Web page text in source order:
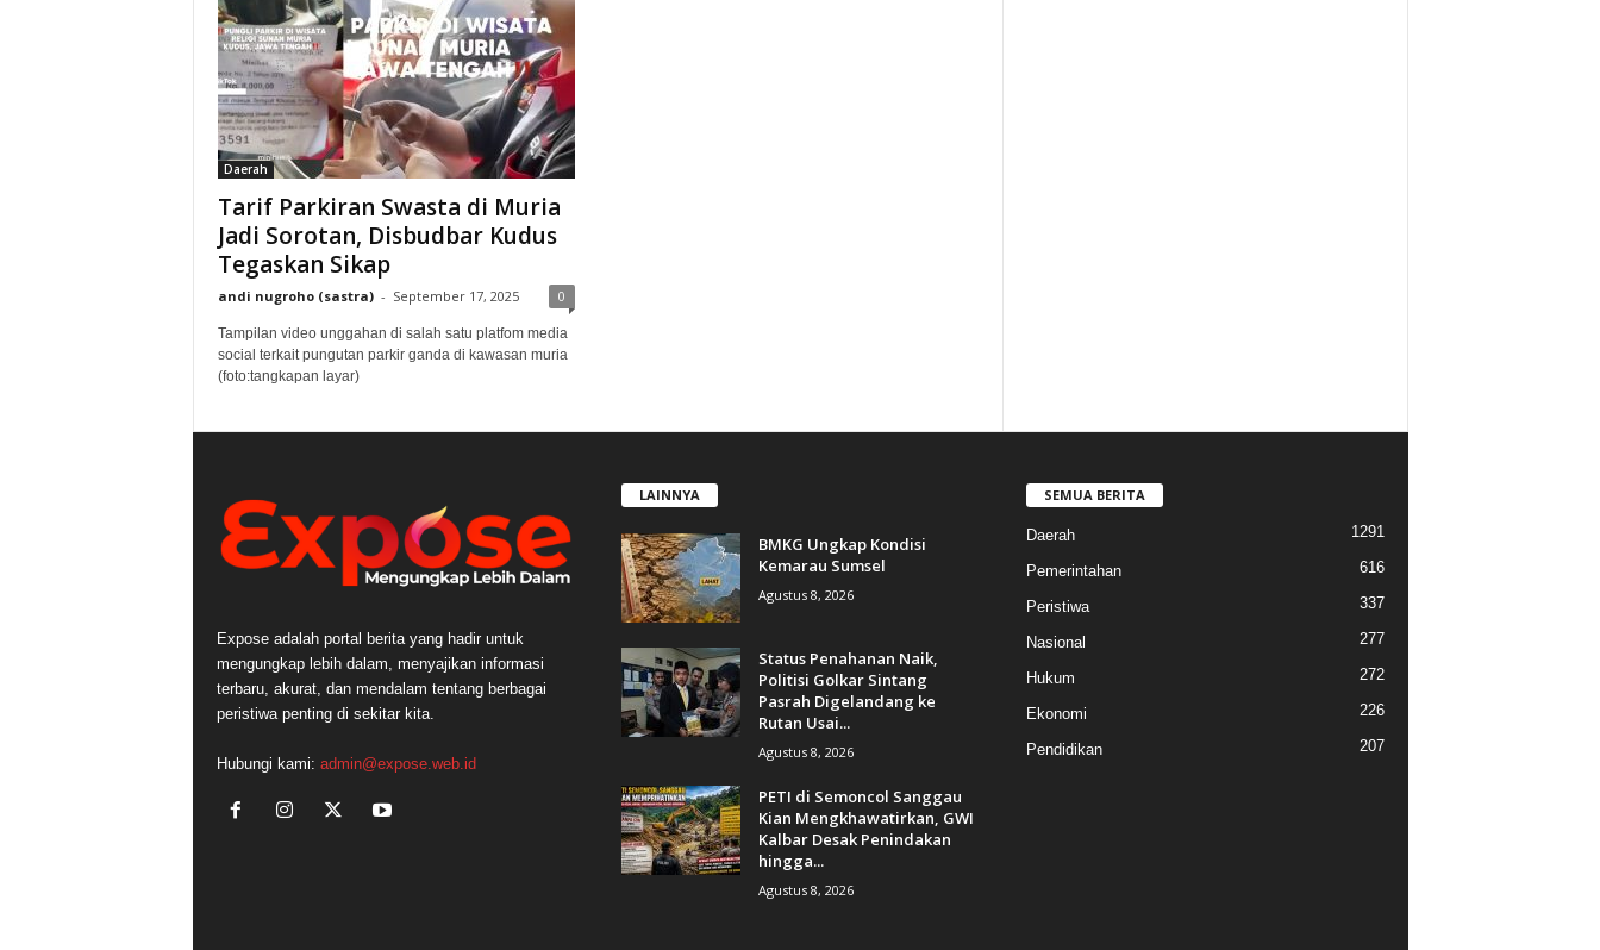
Daerah
Tarif Parkiran Swasta di Muria
Jadi Sorotan, Disbudbar Kudus
Tegaskan Sikap
andi nugroho (sastra) - September 17, 2025 0
Tampilan video unggahan di salah satu platfom media
social terkait pungutan parkir ganda di kawasan muria
(foto:tangkapan layar)
Expose adalah portal berita yang hadir untuk
mengungkap lebih dalam, menyajikan informasi
terbaru, akurat, dan mendalam tentang berbagai
peristiwa penting di sekitar kita.
Hubungi kami: admin@expose.web.id
LAINNYA
BMKG Ungkap Kondisi
Kemarau Sumsel
Agustus 8, 2026
Status Penahanan Naik,
Politisi Golkar Sintang
Pasrah Digelandang ke
Rutan Usai...
Agustus 8, 2026
PETI di Semoncol Sanggau
Kian Mengkhawatirkan, GWI
Kalbar Desak Penindakan
hingga...
Agustus 8, 2026
SEMUA BERITA
Daerah 1291
Pemerintahan 616
Peristiwa 337
Nasional 277
Hukum 272
Ekonomi 226
Pendidikan 207